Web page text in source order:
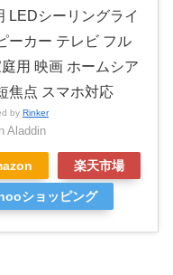
LEDシーリングライ
ーカー テレビ フル
用 映画 ホームシア
焦点 スマホ対応
by Rinker
Aladdin
楽天市場
ショッピング